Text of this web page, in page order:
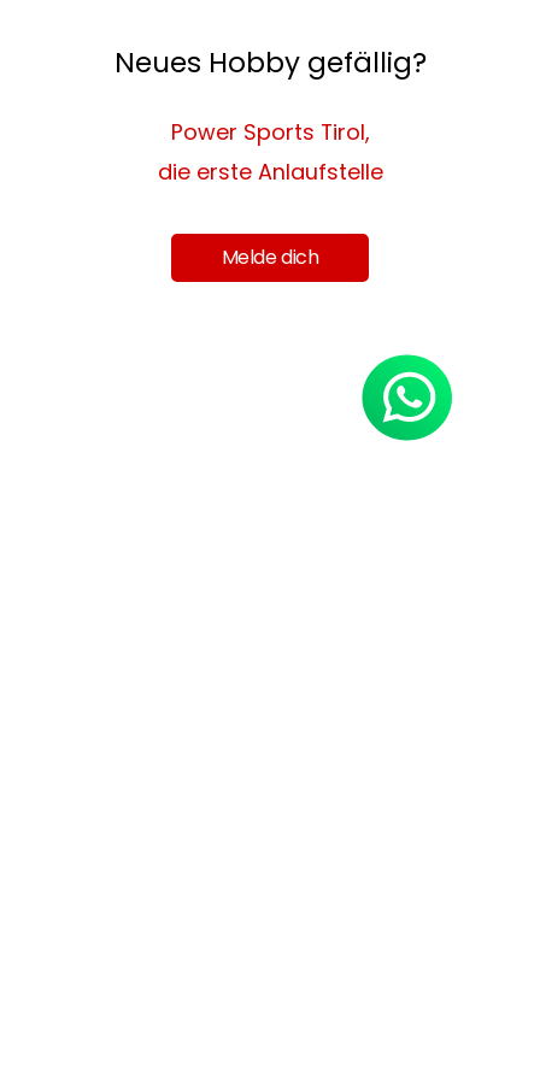
Neues Hobby gefällig?
Power Sports Tirol,
die erste Anlaufstelle
Melde dich